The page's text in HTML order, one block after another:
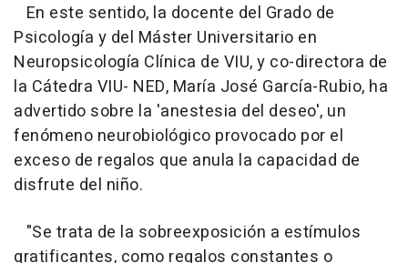
En este sentido, la docente del Grado de
Psicología y del Máster Universitario en
Neuropsicología Clínica de VIU, y co-directora de
la Cátedra VIU- NED, María José García-Rubio, ha
advertido sobre la 'anestesia del deseo', un
fenómeno neurobiológico provocado por el
exceso de regalos que anula la capacidad de
disfrute del niño.
"Se trata de la sobreexposición a estímulos
gratificantes, como regalos constantes o